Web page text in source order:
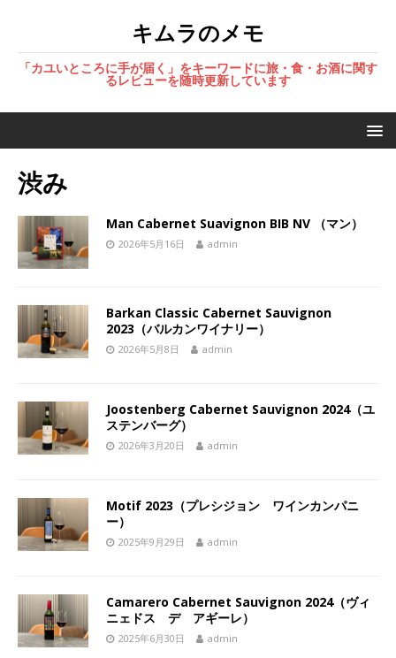
キムラのメモ
「カユいところに手が届く」をキーワードに旅・食・お酒に関す
るレビューを随時更新しています
渋み
Man Cabernet Suavignon BIB NV （マン）
2026年5月16日 admin
Barkan Classic Cabernet Sauvignon
2023（バルカンワイナリー）
2026年5月8日 admin
Joostenberg Cabernet Sauvignon 2024（ユ
ステンバーグ）
2026年3月20日 admin
Motif 2023（プレシジョン ワインカンパニ
ー）
2025年9月29日 admin
Camarero Cabernet Sauvignon 2024（ヴィ
ニェドス デ アギーレ）
2025年6月30日 admin